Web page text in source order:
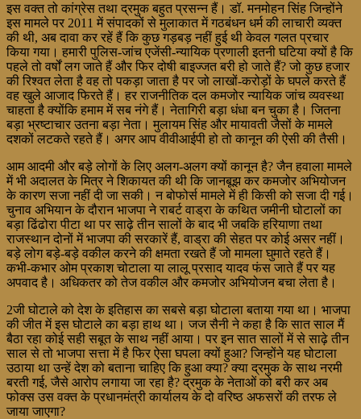
इस वक्त तो कांग्रेस तथा द्रमुक बहुत प्रसन्न हैं। डॉ. मनमोहन सिंह जिन्होंने
इस मामले पर 2011 में संपादकों से मुलाकात में गठबंधन धर्म की लाचारी व्यक्त
की थी, अब दावा कर रहें हैं कि कुछ गड़बड़ नहीं हुई थी केवल गलत प्रचार
किया गया। हमारी पुलिस-जांच एजेंसी-न्यायिक प्रणाली इतनी घटिया क्यों है कि
पहले तो वर्षों लग जाते हैं और फिर दोषी बाइज्जत बरी हो जाते हैं? जो कुछ हजार
की रिश्वत लेता है वह तो पकड़ा जाता है पर जो लाखों-करोड़ों के घपले करते हैं
वह खुले आजाद फिरते हैं। हर राजनीतिक दल कमजोर न्यायिक जांच व्यवस्था
चाहता है क्योंकि हमाम में सब नंगे हैं। नेतागिरी बड़ा धंधा बन चुका है। जितना
बड़ा भ्रष्टाचार उतना बड़ा नेता। मुलायम सिंह और मायावती जैसों के मामले
दशकों लटकते रहते हैं। अगर आप वीवीआईपी हो तो कानून की ऐसी की तैसी।
आम आदमी और बड़े लोगों के लिए अलग-अलग क्यों कानून है? जैन हवाला मामले
में भी अदालत के मित्र ने शिकायत की थी कि जानबूझ कर कमजोर अभियोजन
के कारण सजा नहीं दी जा सकी। न बोफोर्स मामले में ही किसी को सजा दी गई।
चुनाव अभियान के दौरान भाजपा ने राबर्ट वाड्रा के कथित जमीनी घोटालों का
बड़ा ढिंढोरा पीटा था पर साढ़े तीन सालों के बाद भी जबकि हरियाणा तथा
राजस्थान दोनों में भाजपा की सरकारें हैं, वाड्रा की सेहत पर कोई असर नहीं।
बड़े लोग बड़े-बड़े वकील करने की क्षमता रखते हैं जो मामला घुमाते रहते हैं।
कभी-कभार ओम प्रकाश चोटाला या लालू प्रसाद यादव फंस जाते हैं पर यह
अपवाद है। अधिकतर को तेज वकील और कमजोर अभियोजन बचा लेता है।
2जी घोटाले को देश के इतिहास का सबसे बड़ा घोटाला बताया गया था। भाजपा
की जीत में इस घोटाले का बड़ा हाथ था। जज सैनी ने कहा है कि सात साल मैं
बैठा रहा कोई सही सबूत के साथ नहीं आया। पर इन सात सालों में से साढ़े तीन
साल से तो भाजपा सत्ता में है फिर ऐसा घपला क्यों हुआ? जिन्होंने यह घोटाला
उठाया था उन्हें देश को बताना चाहिए कि हुआ क्या? क्या द्रमुक के साथ नरमी
बरती गई, जैसे आरोप लगाया जा रहा है? द्रमुक के नेताओं को बरी कर अब
फोक्स उस वक्त के प्रधानमंत्री कार्यालय के दो वरिष्ठ अफसरों की तरफ ले
जाया जाएगा?